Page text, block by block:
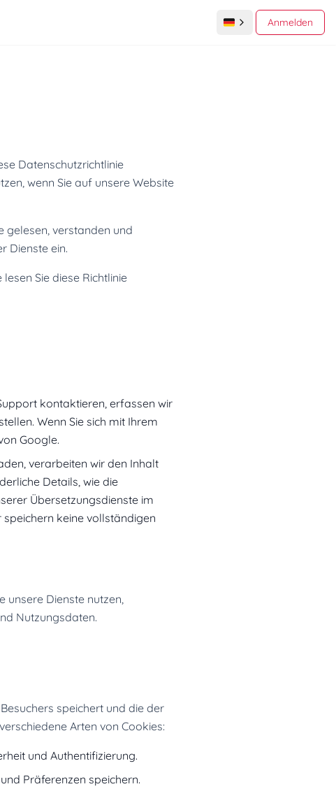
Anmelden
Datenschutzrichtlinie
wenn Sie auf unsere Website
gelesen, verstanden und
Dienste ein.
Sie diese Richtlinie
kontaktieren, erfassen wir
Wenn Sie sich mit Ihrem
Google.
verarbeiten wir den Inhalt
Details, wie die
Übersetzungsdienste im
keine vollständigen
unsere Dienste nutzen,
Nutzungsdaten.
speichert und die der
Arten von Cookies:
und Authentifizierung.
Präferenzen speichern.